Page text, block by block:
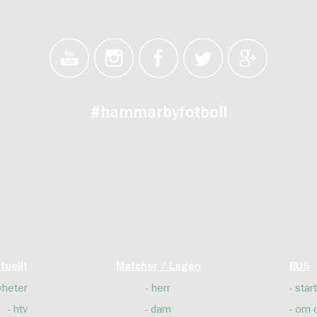
#hammarbyfotboll
htv
Matcher / Lagen
herr
dam
BUS
start
om